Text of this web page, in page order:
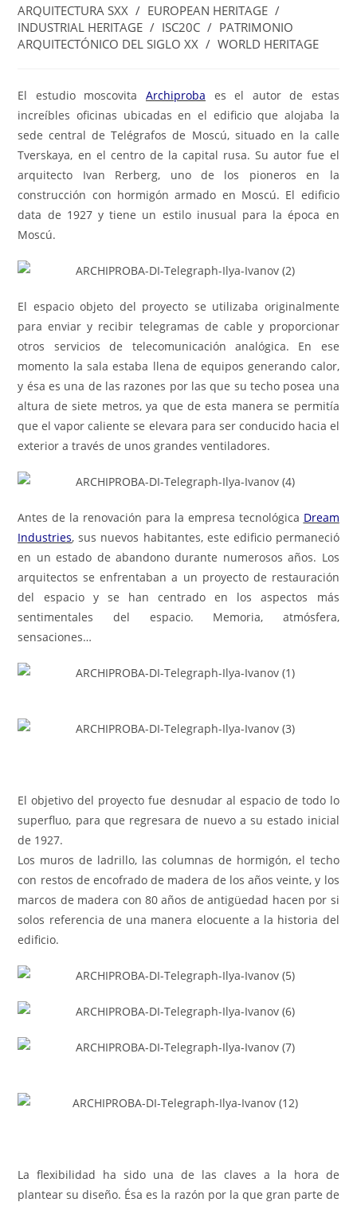
ARQUITECTURA SXX / EUROPEAN HERITAGE /
INDUSTRIAL HERITAGE / ISC20C / PATRIMONIO
ARQUITECTÓNICO DEL SIGLO XX / WORLD HERITAGE
El estudio moscovita Archiproba es el autor de estas
increíbles oficinas ubicadas en el edificio que alojaba la
sede central de Telégrafos de Moscú, situado en la calle
Tverskaya, en el centro de la capital rusa. Su autor fue el
arquitecto Ivan Rerberg, uno de los pioneros en la
construcción con hormigón armado en Moscú. El edificio
data de 1927 y tiene un estilo inusual para la época en
Moscú.
El espacio objeto del proyecto se utilizaba originalmente
para enviar y recibir telegramas de cable y proporcionar
otros servicios de telecomunicación analógica. En ese
momento la sala estaba llena de equipos generando calor,
y ésa es una de las razones por las que su techo posea una
altura de siete metros, ya que de esta manera se permitía
que el vapor caliente se elevara para ser conducido hacia el
exterior a través de unos grandes ventiladores.
Antes de la renovación para la empresa tecnológica Dream
Industries, sus nuevos habitantes, este edificio permaneció
en un estado de abandono durante numerosos años. Los
arquitectos se enfrentaban a un proyecto de restauración
del espacio y se han centrado en los aspectos más
sentimentales del espacio. Memoria, atmósfera,
sensaciones…
El objetivo del proyecto fue desnudar al espacio de todo lo
superfluo, para que regresara de nuevo a su estado inicial
de 1927.
Los muros de ladrillo, las columnas de hormigón, el techo
con restos de encofrado de madera de los años veinte, y los
marcos de madera con 80 años de antigüedad hacen por si
solos referencia de una manera elocuente a la historia del
edificio.
La flexibilidad ha sido una de las claves a la hora de
plantear su diseño. Ésa es la razón por la que gran parte de